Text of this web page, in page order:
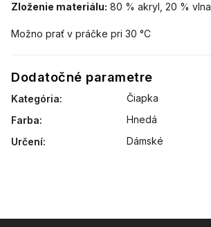
Zloženie materiálu: 80 % akryl, 20 % vlna
Možno prať v práčke pri 30 °C
Dodatočné parametre
Kategória:
Čiapka
Farba:
Hnedá
Určení: Dámské